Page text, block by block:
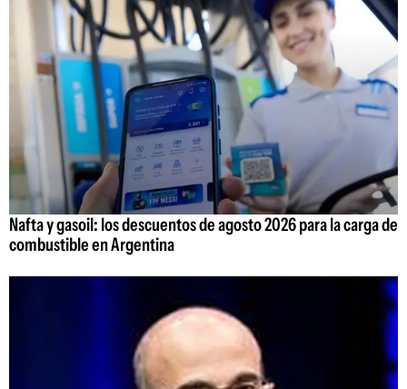
Nafta y gasoil: los descuentos de agosto 2026 para la carga de
combustible en Argentina